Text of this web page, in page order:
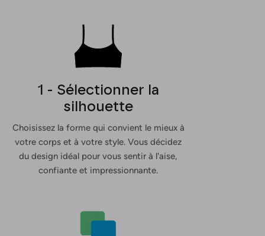
1 - Sélectionner la
silhouette
Choisissez la forme qui convient le mieux à
votre corps et à votre style. Vous décidez
du design idéal pour vous sentir à l'aise,
confiante et impressionnante.